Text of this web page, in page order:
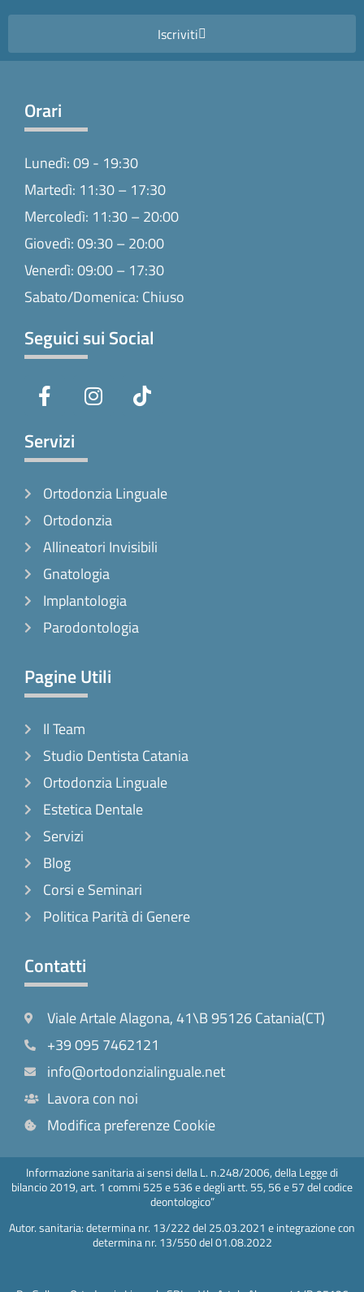
Iscriviti
Orari
Lunedì: 09 - 19:30
Martedì: 11:30 – 17:30
Mercoledì: 11:30 – 20:00
Giovedì: 09:30 – 20:00
Venerdì: 09:00 – 17:30
Sabato/Domenica: Chiuso
Seguici sui Social
a
e
b
o
k
-
f
n
r
a
m
i
Servizi
Ortodonzia Linguale
Ortodonzia
Allineatori Invisibili
Gnatologia
Implantologia
Parodontologia
Pagine Utili
Il Team
Studio Dentista Catania
Ortodonzia Linguale
Estetica Dentale
Servizi
Blog
Corsi e Seminari
Politica Parità di Genere
Contatti
Viale Artale Alagona, 41\B 95126 Catania(CT)
+39 095 7462121
info@ortodonzialinguale.net
Lavora con noi
Modifica preferenze Cookie
Informazione sanitaria ai sensi della L. n.248/2006, della Legge di
bilancio 2019, art. 1 commi 525 e 536 e degli artt. 55, 56 e 57 del codice
deontologico”
Autor. sanitaria: determina nr. 13/222 del 25.03.2021 e integrazione con
determina nr. 13/550 del 01.08.2022